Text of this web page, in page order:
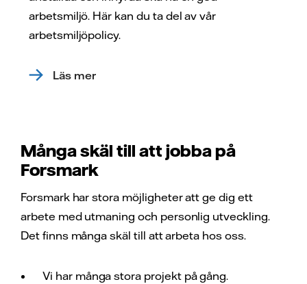
arbetsmiljö. Här kan du ta del av vår
arbetsmiljöpolicy.
Läs mer
Många skäl till att jobba på
Forsmark
Forsmark har stora möjligheter att ge dig ett
arbete med utmaning och personlig utveckling.
Det finns många skäl till att arbeta hos oss.
Vi har många stora projekt på gång.